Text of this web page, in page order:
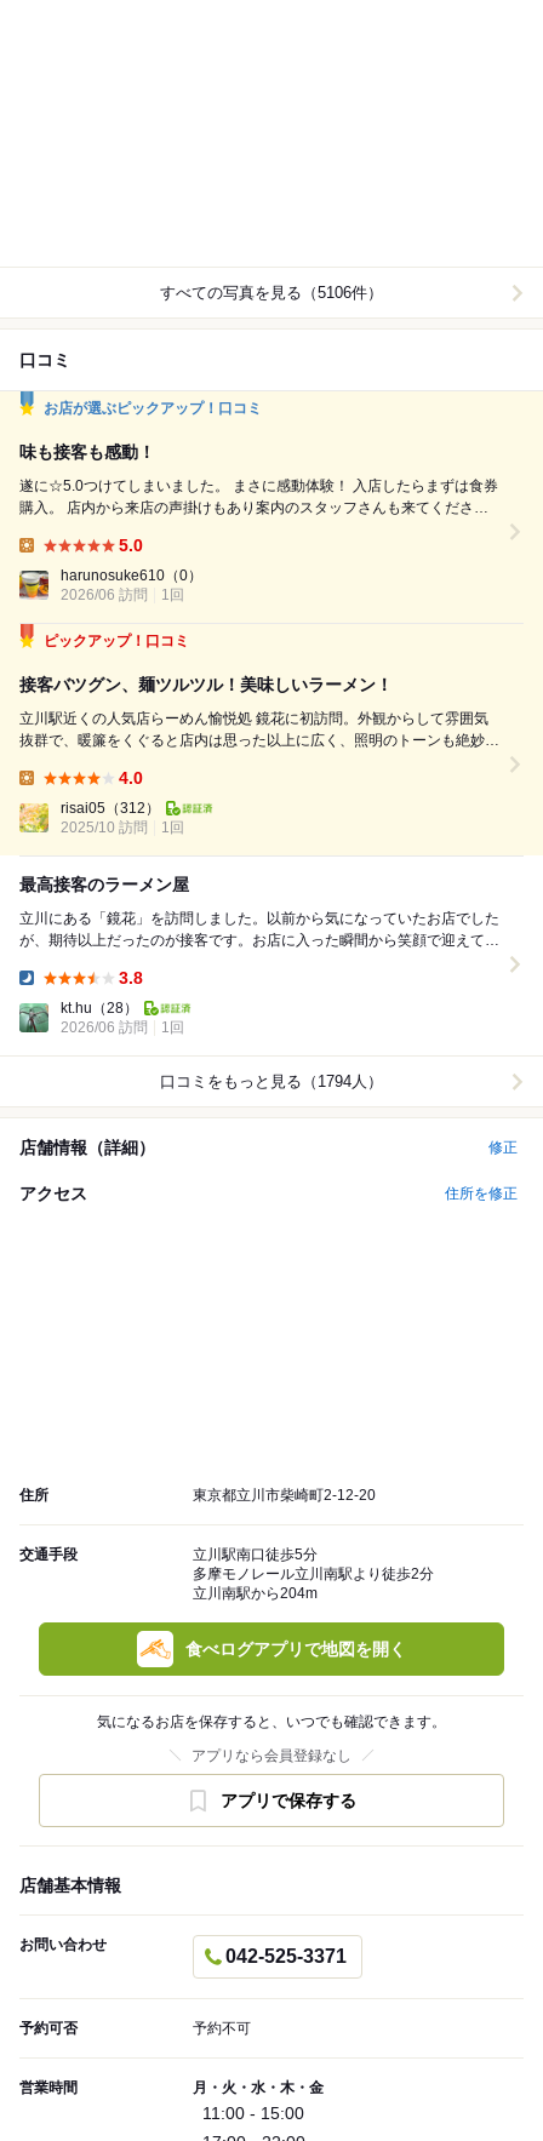
すべての写真を見る（5106件）
口コミ
お店が選ぶピックアップ！口コミ
味も接客も感動！
遂に☆5.0つけてしまいました。 まさに感動体験！ 入店したらまずは食券
購入。 店内から来店の声掛けもあり案内のスタッフさんも来てください
空席ありでスっと着席。 荷物置きなどの案内も丁寧で「おかけしましょ
うか？」などレストランさながらの接客！ スポットライトに照らされた
お盆にタンブラーのお冷が運ばれ、食...
5.0
harunosuke610 （0）
2026/06 訪問
1回
ピックアップ！口コミ
接客バツグン、麺ツルツル！美味しいラーメン！
立川駅近くの人気店らーめん愉悦処 鏡花に初訪問。外観からして雰囲気
抜群で、暖簾をくぐると店内は思った以上に広く、照明のトーンも絶妙
ッフの接客もとても丁寧で、食券の案内から食器のお店を出た後まで気配
りが感じられ、「接客めちゃくちゃ良い」...
4.0
risai05 （312）
2025/10 訪問
1回
最高接客のラーメン屋
立川にある「鏡花」を訪問しました。以前から気になっていたお店でした
が、期待以上だったのが接客です。お店に入った瞬間から笑顔で迎えてく
3.8
kt.hu （28）
2026/06 訪問
1回
口コミをもっと見る（1794人）
店舗情報（詳細） 修正
アクセス 住所を修正
住所 東京都立川市柴崎町2-12-20
交通手段
立川駅南口徒歩5分
多摩モノレール立川南駅より徒歩2分
立川南駅から204m
食べログアプリで地図を開く
気になるお店を保存すると、いつでも確認できます。
アプリなら会員登録なし
アプリで保存する
店舗基本情報
お問い合わせ
042-525-3371
予約可否 予約不可
営業時間 月・火・水・木・金
11:00 - 15:00